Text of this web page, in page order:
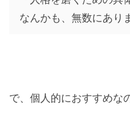
なんかも、無数にあり
で、個人的におすすめな